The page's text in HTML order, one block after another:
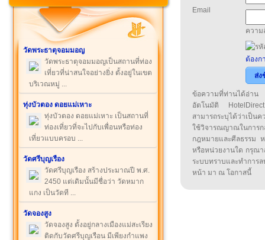
วัดพระธาตุจอมมอญ
วัดพระธาตุจอมมอญเป็นสถานที่ท่อง
เที่ยวที่น่าสนใจอย่างยิ่ง ตั้งอยู่ในเขต
บริเวณหมู่ ...
ทุ่งบัวตอง ดอยแม่เหาะ
ทุ่งบัวตอง ดอยแม่เหาะ เป็นสถานที่
ท่องเที่ยวที่จะไปกับเพื่อนหรือท่อง
เที่ยวแบบครอบ ...
วัดศรีบุญเรือง
วัดศรีบุญเรือง สร้างประมาณปี พ.ศ.
2450 แต่เดิมนั้นมีชื่อว่า วัดหมาก
แกง เป็นวัดที ...
วัดจองสูง
วัดจองสูง ตั้งอยู่กลางเมืองแม่สะเรียง
ติดกับวัดศรีบุญเรือน มีเพียงกำแพง
Email
ความ
ต้องก
ส่ง
ข้อความที่ท่านได้อ่าน
อัตโนมัติ
สามารถระบุได้ว่าเป็น
ใช้วิจารณญาณในกา
กฎหมายและศีลธรรม
หรือหน่วยงานใด กรุณา
ระบบทราบและทำกา
หน้า มา ณ โอกาสนี้